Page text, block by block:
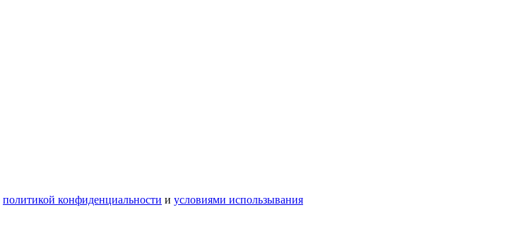
политикой конфиденциальности и условиями использывания